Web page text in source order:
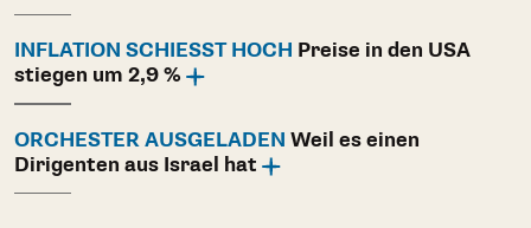
INFLATION SCHIESST HOCH
Preise in den USA
stiegen um 2,9 %
ORCHESTER AUSGELADEN Weil es einen
Dirigenten aus Israel hat